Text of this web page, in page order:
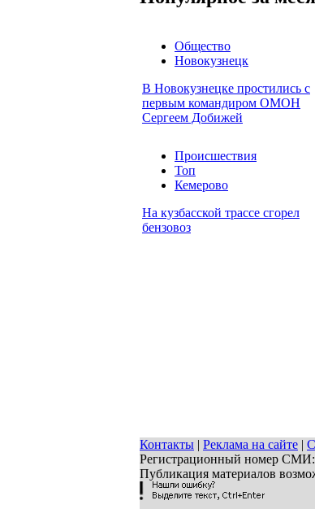
Общество
Новокузнецк
В Новокузнецке простились с
первым командиром ОМОН
Сергеем Добижей
Происшествия
Топ
Кемерово
На кузбасской трассе сгорел
бензовоз
Контакты | Реклама на сайте |
Регистрационный номер
Публикация материалов